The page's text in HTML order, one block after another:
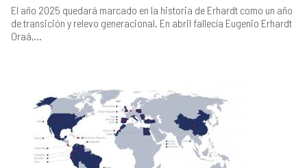
El año 2025 quedará marcado en la historia de Erhardt como un año
de transición y relevo generacional. En abril fallecía Eugenio Erhardt
Oraá,...